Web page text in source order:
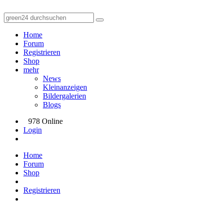
Home
Forum
Registrieren
Shop
mehr
News
Kleinanzeigen
Bildergalerien
Blogs
978 Online
Login
Home
Forum
Shop
Registrieren